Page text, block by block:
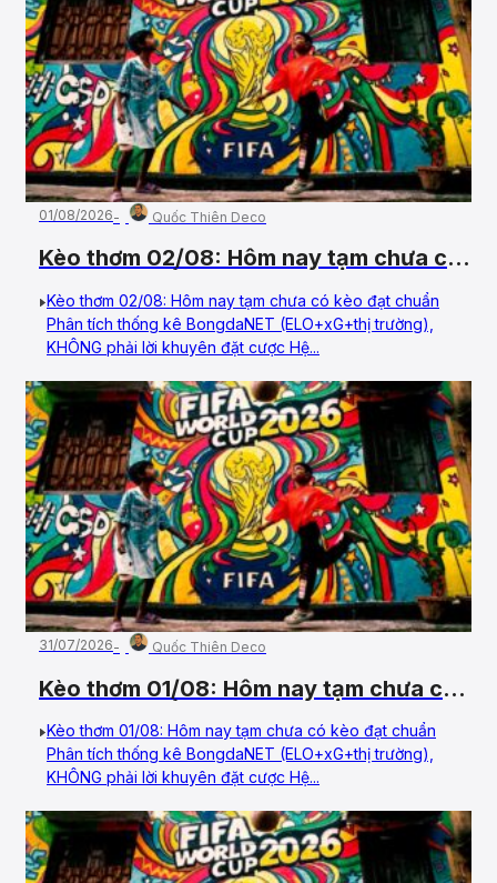
01/08/2026 Quốc Thiên Deco
Kèo thơm 02/08: Hôm nay tạm chưa có
Kèo thơm 02/08: Hôm nay tạm chưa có kèo đạt chuẩn
Phân tích thống kê BongdaNET (ELO+xG+thị trường),
KHÔNG phải lời khuyên đặt cược Hệ...
31/07/2026 Quốc Thiên Deco
Kèo thơm 01/08: Hôm nay tạm chưa có
Kèo thơm 01/08: Hôm nay tạm chưa có kèo đạt chuẩn
Phân tích thống kê BongdaNET (ELO+xG+thị trường),
KHÔNG phải lời khuyên đặt cược Hệ...